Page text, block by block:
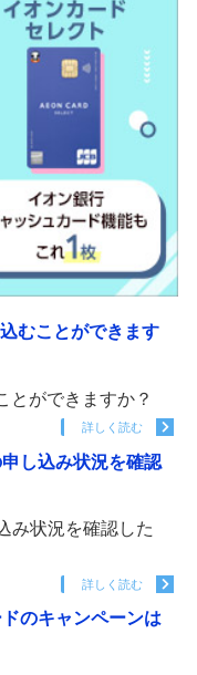
むことができます
とができますか？
詳しく読む
し込み状況を確認
み状況を確認した
詳しく読む
のキャンペーンは